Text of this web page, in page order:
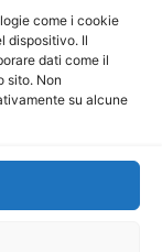
come i cookie
dispositivo. Il
dati come il
sito. Non
su alcune
a r.l. è
al